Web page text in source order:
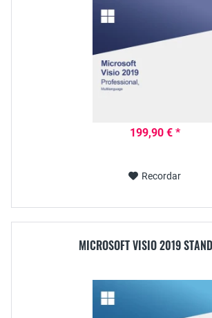
199,90 € *
Recordar
MICROSOFT VISIO 2019